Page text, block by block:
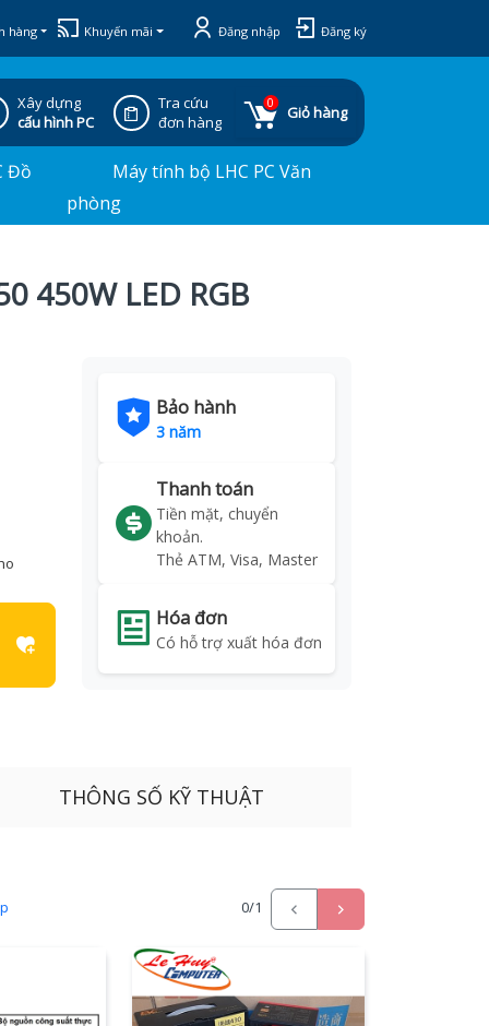
hàng Khuyến mãi Đăng nhập Đăng ký
Xây dựng
cấu hình PC
Tra cứu
đơn hàng
0
Giỏ hàng
Đồ
Máy tính bộ LHC PC Văn
phòng
450W LED RGB
Bảo hành
3 năm
Thanh toán
Tiền mặt, chuyển
khoản.
Thẻ ATM, Visa, Master
Hóa đơn
Có hỗ trợ xuất hóa đơn
THÔNG SỐ KỸ THUẬT
0/1